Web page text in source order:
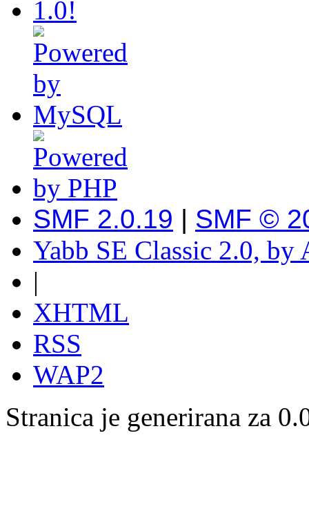
SMF 2.0.19 | SMF ©
Yabb SE Classic 2.0, by
|
XHTML
RSS
WAP2
Stranica je generirana za